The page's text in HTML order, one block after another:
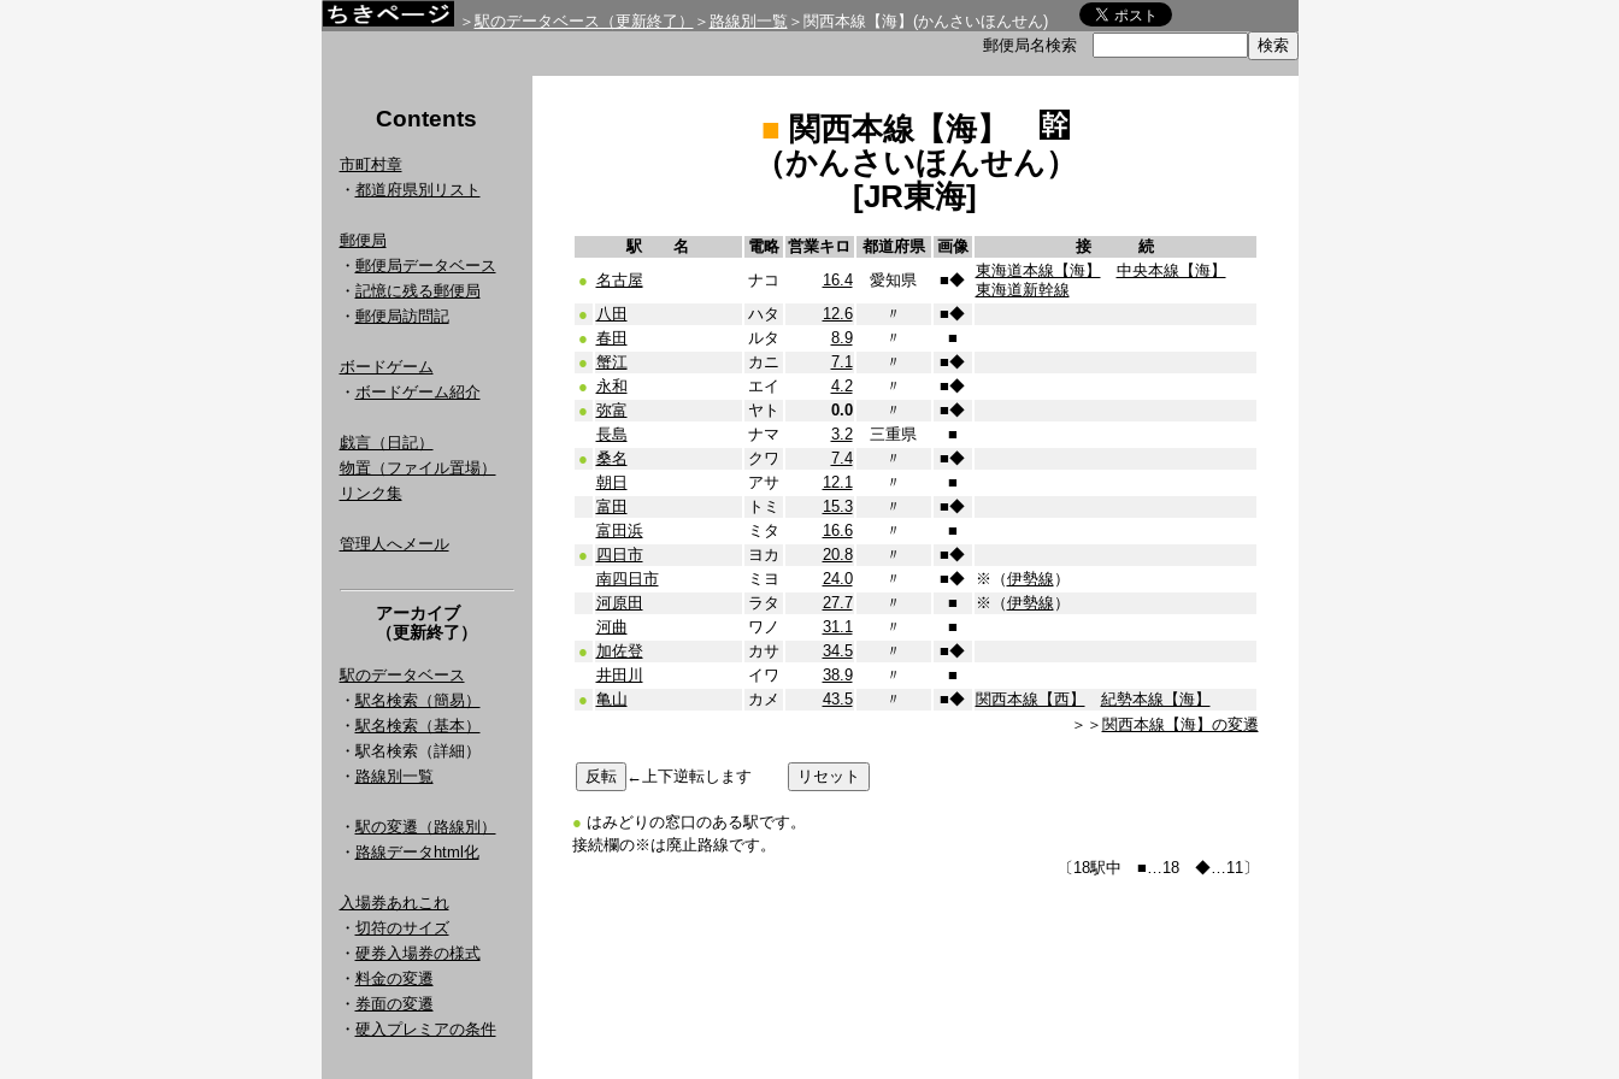
＞ 駅のデータベース（更新終了） ＞ 路線別一覧 ＞関西本線【海】(かんさいほんせん)
郵便局名検索
Contents
市町村章
・ 都道府県別リスト
郵便局
・ 郵便局データベース
・ 記憶に残る郵便局
・ 郵便局訪問記
ボードゲーム
・ ボードゲーム紹介
戯言（日記）
物置（ファイル置場）
リンク集
管理人へメール
アーカイブ
（更新終了）
駅のデータベース
・ 駅名検索（簡易）
・ 駅名検索（基本）
・駅名検索（詳細）
・ 路線別一覧
・ 駅の変遷（路線別）
・ 路線データhtml化
入場券あれこれ
・ 切符のサイズ
・ 硬券入場券の様式
・ 料金の変遷
・ 券面の変遷
・ 硬入プレミアの条件
■ 関西本線【海】
（かんさいほんせん）
[JR東海]
駅 名 電略 営業キロ 都道府県 画像
接 続
● 名古屋 ナコ 16.4 愛知県 ■◆
東海道本線【海】
中央本線【海】
東海道新幹線
● 八田 ハタ 12.6 〃 ■◆
● 春田 ルタ 8.9 〃
■
● 蟹江 カニ 7.1 〃 ■◆
● 永和 エイ 4.2 〃 ■◆
● 弥富 ヤト 0.0 〃 ■◆
長島
ナマ 3.2 三重県
■
● 桑名 クワ 7.4 〃 ■◆
朝日
アサ 12.1 〃
■
富田
トミ 15.3 〃 ■◆
富田浜
ミタ 16.6 〃
■
● 四日市 ヨカ 20.8 〃 ■◆
南四日市
ミヨ 24.0 〃 ■◆ ※（伊勢線 ）
河原田
ラタ 27.7 〃 ■ ※（伊勢線 ）
河曲
ワノ 31.1 〃
■
● 加佐登 カサ 34.5 〃 ■◆
井田川
イワ 38.9 〃
■
● 亀山 カメ 43.5 〃 ■◆ 関西本線【西】
紀勢本線【海】
＞＞ 関西本線【海】の変遷
←上下逆転します
● はみどりの窓口のある駅です。
接続欄の※は廃止路線です。
〔18駅中 ■…18 ◆…11〕